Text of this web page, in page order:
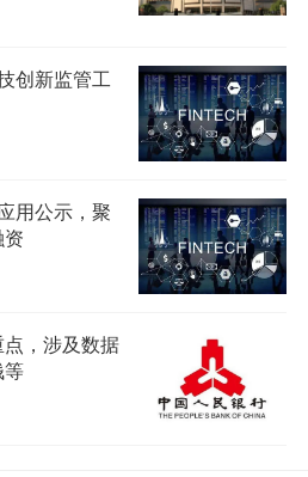
创新监管工
用公示，聚
，涉及数据